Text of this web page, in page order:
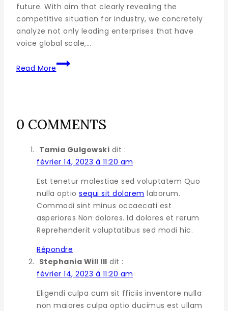
future. With aim that clearly revealing the
competitive situation for industry, we concretely
analyze not only leading enterprises that have
voice global scale,…
Read More
0 COMMENTS
Tamia Gulgowski dit :
février 14, 2023 à 11:20 am
Est tenetur molestiae sed voluptatem Quo
nulla optio sequi sit dolorem laborum.
Commodi sint minus occaecati est
asperiores Non dolores. Id dolores et rerum
Reprehenderit voluptatibus sed modi hic.
Répondre
Stephania Will III dit :
février 14, 2023 à 11:20 am
Eligendi culpa cum sit fficiis inventore nulla
non maiores culpa optio ducimus est ullam